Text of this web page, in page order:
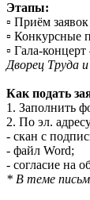
Этапы:
▫️ Приём
▫️ Конкурсные
▫️ Гала-
Дворец Труда
Как подать
1. Заполнить
2. По эл.
- скан с
- файл Word;
- согласие на
* В теме